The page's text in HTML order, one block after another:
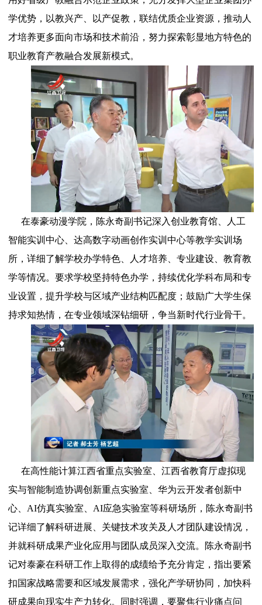
学优势，以教兴产、以产促教，联结优质企业资源，推动人
才培养更多面向市场和技术前沿，努力探索彰显地方特色的
职业教育产教融合发展新模式。
在泰豪动漫学院，陈永奇副书记深入创业教育馆、人工
智能实训中心、达高数字动画创作实训中心等教学实训场
所，详细了解学校办学特色、人才培养、专业建设、教育教
学等情况。要求学校坚持特色办学，持续优化学科布局和专
业设置，提升学校与区域产业结构匹配度；鼓励广大学生保
持求知热情，在专业领域深钻细研，争当新时代行业骨干。
在高性能计算江西省重点实验室、江西省教育厅虚拟现
实与智能制造协调创新重点实验室、华为云开发者创新中
心、AI仿真实验室、AI应急实验室等科研场所，陈永奇副书
记详细了解科研进展、关键技术攻关及人才团队建设情况，
并就科研成果产业化应用与团队成员深入交流。陈永奇副书
记对泰豪在科研工作上取得的成绩给予充分肯定，指出要紧
扣国家战略需要和区域发展需求，强化产学研协同，加快科
研成果向现实生产力转化。同时强调，要聚焦行业痛点问